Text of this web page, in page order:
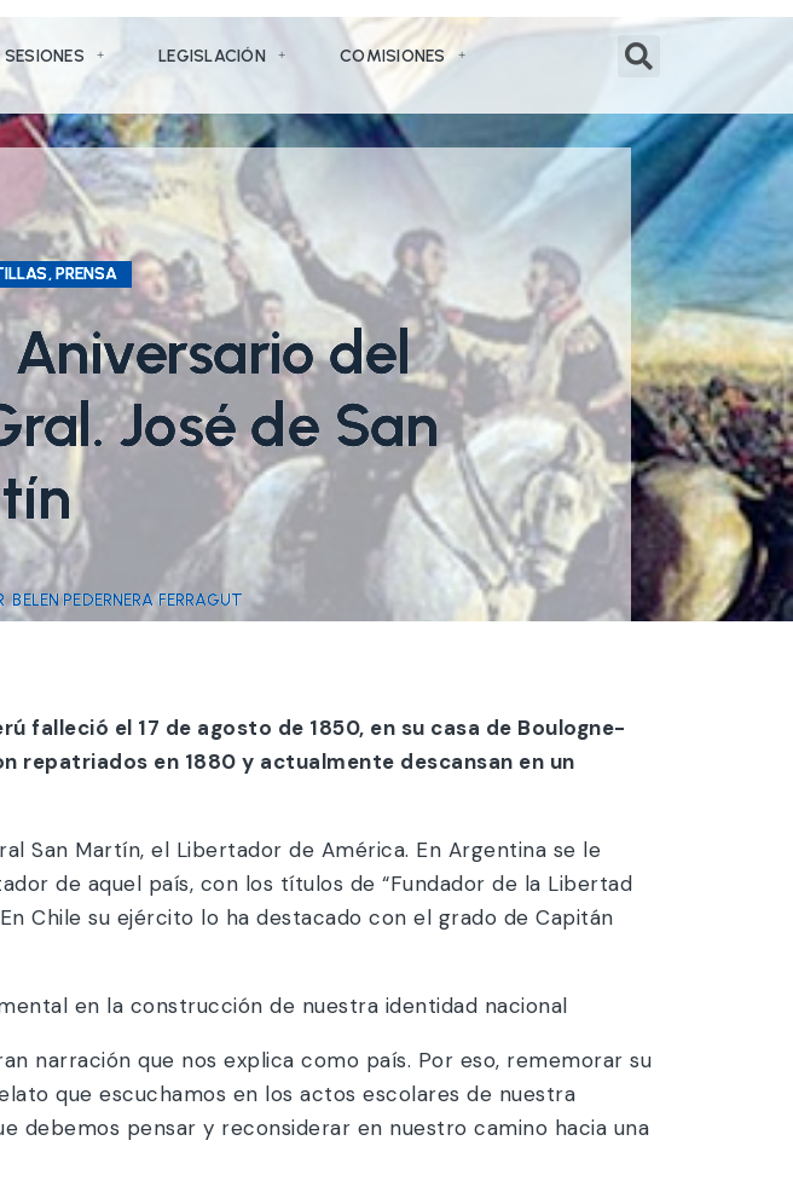
SESIONES LEGISLACIÓN COMISIONES
PRENSA
Aniversario del
José de San
BELEN PEDERNERA FERRAGUT
falleció el 17 de agosto de 1850, en su casa de Boulogne-
repatriados en 1880 y actualmente descansan en un
San Martín, el Libertador de América. En Argentina se le
de aquel país, con los títulos de “Fundador de la Libertad
Chile su ejército lo ha destacado con el grado de Capitán
en la construcción de nuestra identidad nacional
narración que nos explica como país. Por eso, rememorar su
que escuchamos en los actos escolares de nuestra
debemos pensar y reconsiderar en nuestro camino hacia una